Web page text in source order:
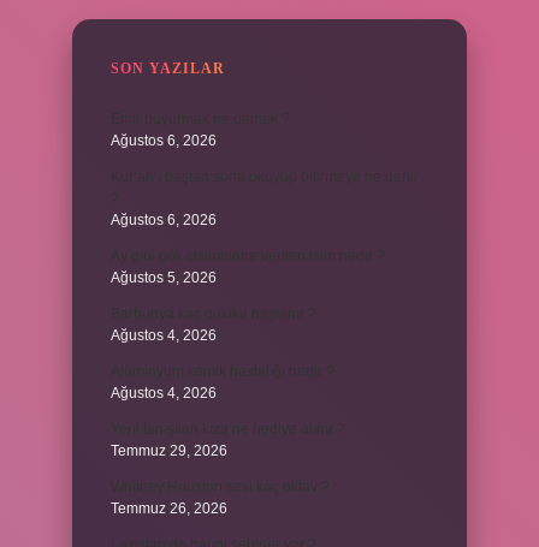
SON YAZILAR
Ağustos 6, 2026
Ağustos 6, 2026
Ağustos 5, 2026
Ağustos 4, 2026
Ağustos 4, 2026
Temmuz 29, 2026
Temmuz 26, 2026